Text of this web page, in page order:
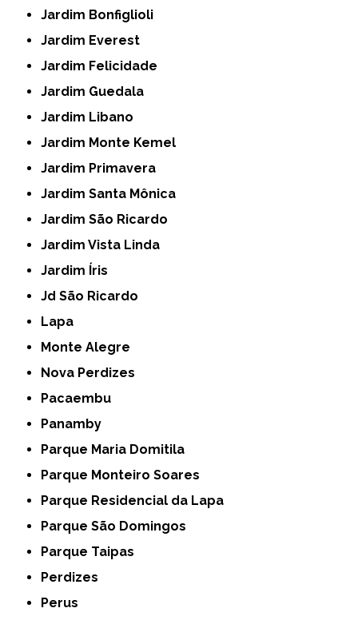
Jardim Bonfiglioli
Jardim Everest
Jardim Felicidade
Jardim Guedala
Jardim Libano
Jardim Monte Kemel
Jardim Primavera
Jardim Santa Mônica
Jardim São Ricardo
Jardim Vista Linda
Jardim Íris
Jd São Ricardo
Lapa
Monte Alegre
Nova Perdizes
Pacaembu
Panamby
Parque Maria Domitila
Parque Monteiro Soares
Parque Residencial da Lapa
Parque São Domingos
Parque Taipas
Perdizes
Perus